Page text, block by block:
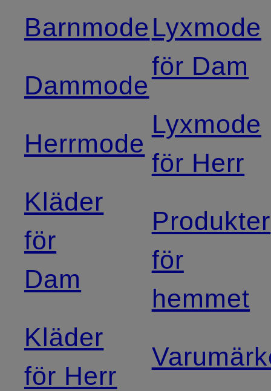
Barnmode
Dammode
Herrmode
Kläder
för
Dam
Kläder
för Herr
Lyxmode
för Dam
Lyxmode
för Herr
Produkter
för
hemmet